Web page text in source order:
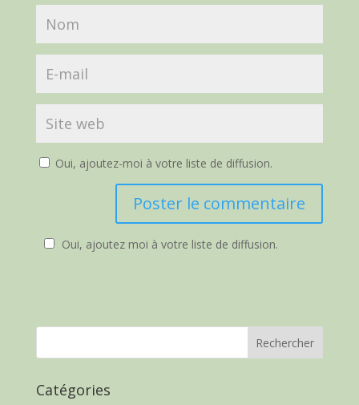
Oui, ajoutez-moi à votre liste de diffusion.
Oui, ajoutez moi à votre liste de diffusion.
Catégories